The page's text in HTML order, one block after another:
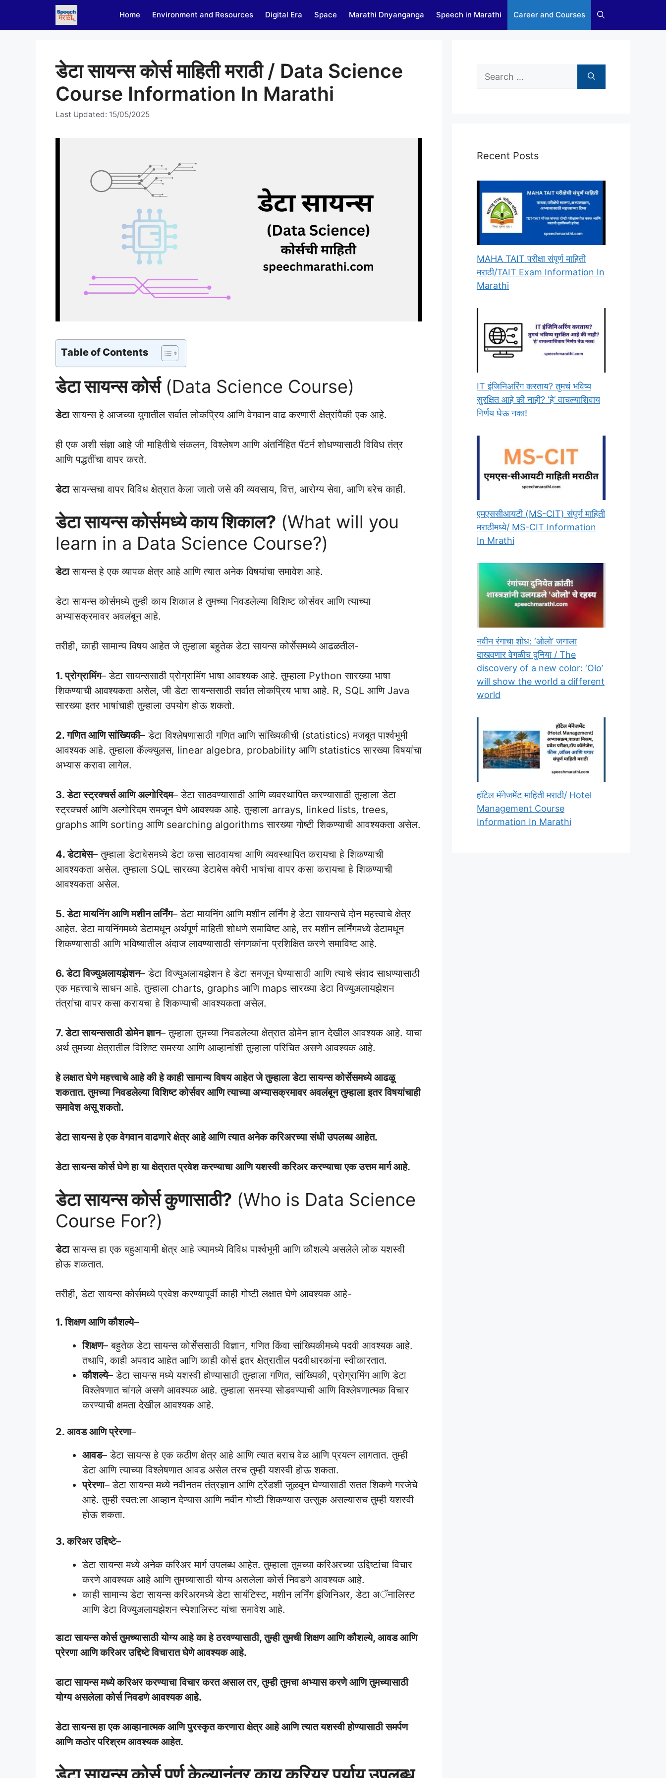
content
Home Environment and Resources Digital Era Space Marathi Dnyanganga Speech in Marathi Career and Courses
डेटा सायन्स कोर्स माहिती मराठी / Data Science
Course Information In Marathi
Last Updated: 15/05/2025
Table of Contents
डेटासायन्स कोर्स(Data Science Course)
डेटासायन्स हे आजच्या युगातील सर्वात लोकप्रिय आणि वेगवान वाढ करणारी क्षेत्रांपैकी एक आहे.
ही एक अशी संज्ञा आहे जी माहितीचे संकलन, विश्लेषण आणि अंतर्निहित पॅटर्न शोधण्यासाठी विविध तंत्र
आणि पद्धतींचा वापर करते.
डेटासायन्सचा वापर विविध क्षेत्रात केला जातो जसे की व्यवसाय, वित्त, आरोग्य सेवा, आणि बरेच काही.
डेटा सायन्स कोर्समध्ये काय शिकाल? (What will you
learn in a Data Science Course?)
डेटासायन्स हे एक व्यापक क्षेत्र आहे आणि त्यात अनेक विषयांचा समावेश आहे.
डेटा सायन्स कोर्समध्ये तुम्ही काय शिकाल हे तुमच्या निवडलेल्या विशिष्ट कोर्सवर आणि त्याच्या
अभ्यासक्रमावर अवलंबून आहे.
तरीही, काही सामान्य विषय आहेत जे तुम्हाला बहुतेक डेटा सायन्स कोर्सेसमध्ये आढळतील-
1. प्रोग्रामिंग– डेटा सायन्ससाठी प्रोग्रामिंग भाषा आवश्यक आहे. तुम्हाला Python सारख्या भाषा
शिकण्याची आवश्यकता असेल, जी डेटा सायन्ससाठी सर्वात लोकप्रिय भाषा आहे. R, SQL आणि Java
सारख्या इतर भाषांचाही तुम्हाला उपयोग होऊ शकतो.
2. गणित आणि सांख्यिकी– डेटा विश्लेषणासाठी गणित आणि सांख्यिकीची (statistics) मजबूत पार्श्वभूमी
आवश्यक आहे. तुम्हाला कॅल्क्युलस, linear algebra, probability आणि statistics सारख्या विषयांचा
अभ्यास करावा लागेल.
3. डेटा स्ट्रक्चर्स आणि अल्गोरिदम– डेटा साठवण्यासाठी आणि व्यवस्थापित करण्यासाठी तुम्हाला डेटा
स्ट्रक्चर्स आणि अल्गोरिदम समजून घेणे आवश्यक आहे. तुम्हाला arrays, linked lists, trees,
graphs आणि sorting आणि searching algorithms सारख्या गोष्टी शिकण्याची आवश्यकता असेल.
4. डेटाबेस– तुम्हाला डेटाबेसमध्ये डेटा कसा साठवायचा आणि व्यवस्थापित करायचा हे शिकण्याची
आवश्यकता असेल. तुम्हाला SQL सारख्या डेटाबेस क्वेरी भाषांचा वापर कसा करायचा हे शिकण्याची
आवश्यकता असेल.
5. डेटा मायनिंग आणि मशीन लर्निंग– डेटा मायनिंग आणि मशीन लर्निंग हे डेटा सायन्सचे दोन महत्त्वाचे क्षेत्र
आहेत. डेटा मायनिंगमध्ये डेटामधून अर्थपूर्ण माहिती शोधणे समाविष्ट आहे, तर मशीन लर्निंगमध्ये डेटामधून
शिकण्यासाठी आणि भविष्यातील अंदाज लावण्यासाठी संगणकांना प्रशिक्षित करणे समाविष्ट आहे.
6. डेटा विज्युअलायझेशन– डेटा विज्युअलायझेशन हे डेटा समजून घेण्यासाठी आणि त्याचे संवाद साधण्यासाठी
एक महत्त्वाचे साधन आहे. तुम्हाला charts, graphs आणि maps सारख्या डेटा विज्युअलायझेशन
तंत्रांचा वापर कसा करायचा हे शिकण्याची आवश्यकता असेल.
7. डेटा सायन्ससाठी डोमेन ज्ञान– तुम्हाला तुमच्या निवडलेल्या क्षेत्रात डोमेन ज्ञान देखील आवश्यक आहे. याचा
अर्थ तुमच्या क्षेत्रातील विशिष्ट समस्या आणि आव्हानांशी तुम्हाला परिचित असणे आवश्यक आहे.
हे लक्षात घेणे महत्त्वाचे आहे की हे काही सामान्य विषय आहेत जे तुम्हाला डेटा सायन्स कोर्सेसमध्ये आढळू
शकतात. तुमच्या निवडलेल्या विशिष्ट कोर्सवर आणि त्याच्या अभ्यासक्रमावर अवलंबून तुम्हाला इतर विषयांचाही
समावेश असू शकतो.
डेटासायन्सहेएक वेगवान वाढणारे क्षेत्र आहे आणि त्यात अनेक करिअरच्या संधी उपलब्ध आहेत.
डेटा सायन्स कोर्स घेणे हा या क्षेत्रात प्रवेश करण्याचा आणि यशस्वी करिअर करण्याचा एक उत्तम मार्ग आहे.
डेटा सायन्स कोर्स कुणासाठी? (Who is Data Science
Course For?)
डेटासायन्स हा एक बहुआयामी क्षेत्र आहे ज्यामध्ये विविध पार्श्वभूमी आणि कौशल्ये असलेले लोक यशस्वी
होऊ शकतात.
तरीही, डेटा सायन्स कोर्समध्ये प्रवेश करण्यापूर्वी काही गोष्टी लक्षात घेणे आवश्यक आहे-
1. शिक्षण आणि कौशल्ये–
शिक्षण– बहुतेक डेटा सायन्स कोर्सेससाठी विज्ञान, गणित किंवा सांख्यिकीमध्ये पदवी आवश्यक आहे.
तथापि, काही अपवाद आहेत आणि काही कोर्स इतर क्षेत्रातील पदवीधारकांना स्वीकारतात.
कौशल्ये– डेटा सायन्स मध्ये यशस्वी होण्यासाठी तुम्हाला गणित, सांख्यिकी, प्रोग्रामिंग आणि डेटा
विश्लेषणात चांगले असणे आवश्यक आहे. तुम्हाला समस्या सोडवण्याची आणि विश्लेषणात्मक विचार
करण्याची क्षमता देखील आवश्यक आहे.
2. आवड आणि प्रेरणा–
आवड– डेटा सायन्स हे एक कठीण क्षेत्र आहे आणि त्यात बराच वेळ आणि प्रयत्न लागतात. तुम्ही
डेटा आणि त्याच्या विश्लेषणात आवड असेल तरच तुम्ही यशस्वी होऊ शकता.
प्रेरणा– डेटा सायन्स मध्ये नवीनतम तंत्रज्ञान आणि ट्रेंडशी जुळवून घेण्यासाठी सतत शिकणे गरजेचे
आहे. तुम्ही स्वत:ला आव्हान देण्यास आणि नवीन गोष्टी शिकण्यास उत्सुक असल्यासच तुम्ही यशस्वी
होऊ शकता.
3. करिअर उद्दिष्टे–
डेटा सायन्स मध्ये अनेक करिअर मार्ग उपलब्ध आहेत. तुम्हाला तुमच्या करिअरच्या उद्दिष्टांचा विचार
करणे आवश्यक आहे आणि तुमच्यासाठी योग्य असलेला कोर्स निवडणे आवश्यक आहे.
काही सामान्य डेटा सायन्स करिअरमध्ये डेटा सायंटिस्ट, मशीन लर्निंग इंजिनिअर, डेटा अॅनालिस्ट
आणि डेटा विज्युअलायझेशन स्पेशालिस्ट यांचा समावेश आहे.
डाटा सायन्स कोर्स तुमच्यासाठी योग्य आहे का हे ठरवण्यासाठी, तुम्ही तुमची शिक्षण आणि कौशल्ये, आवड आणि
प्रेरणा आणि करिअर उद्दिष्टे विचारात घेणे आवश्यक आहे.
डाटा सायन्स मध्ये करिअर करण्याचा विचार करत असाल तर, तुम्ही तुमचा अभ्यास करणे आणि तुमच्यासाठी
योग्य असलेला कोर्स निवडणे आवश्यक आहे.
डेटा सायन्स हा एक आव्हानात्मक आणि पुरस्कृत करणारा क्षेत्र आहे आणि त्यात यशस्वी होण्यासाठी समर्पण
आणि कठोर परिश्रम आवश्यक आहेत.
Search
Recent Posts
MAHA TAIT परीक्षा संपूर्ण माहिती
मराठी/TAIT Exam Information In
Marathi
IT इंजिनिअरिंग करताय? तुमचं भविष्य
सुरक्षित आहे की नाही? ‘हे’ वाचल्याशिवाय
निर्णय घेऊ नका!
एमएससीआयटी (MS-CIT) संपूर्ण माहिती
मराठीमध्ये/ MS-CIT Information
In Mrathi
नवीन रंगाचा शोध: ‘ओलो’ जगाला
दाखवणार वेगळीच दुनिया / The
discovery of a new color: ‘Olo’
will show the world a different
world
हॉटेल मॅनेजमेंट माहिती मराठी/ Hotel
Management Course
Information In Marathi